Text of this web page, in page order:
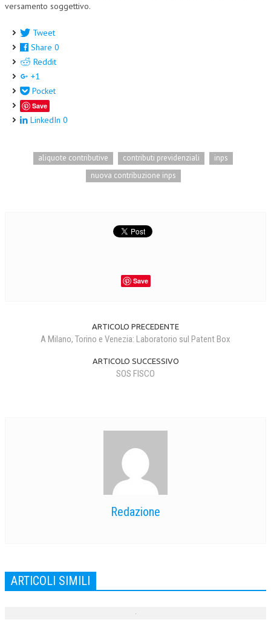
TREASURY IN FINANCIAL SERVICES
RISK MANAGEMENT
SVILUPPO SOSTENIBILE
PERSONA E CITTÀ
L’UMANISTA
DIRITTO
DIRITTO DEL LAVORO
CRIMINOLOGIA E CRIMINALISTICA
FISCALITÀ INTERNAZIONALE
CRIMINOLOGIA TRIBUTARIA
CIVILE
versamento soggettivo.
Tweet
Share 0
Reddit
+1
Pocket
Save
LinkedIn 0
aliquote contributive contributi previdenziali
inps
nuova contribuzione inps
Save
ARTICOLO PRECEDENTE
A Milano, Torino e Venezia: Laboratorio sul Patent Box
ARTICOLO SUCCESSIVO
SOS FISCO
Redazione
ARTICOLI SIMILI